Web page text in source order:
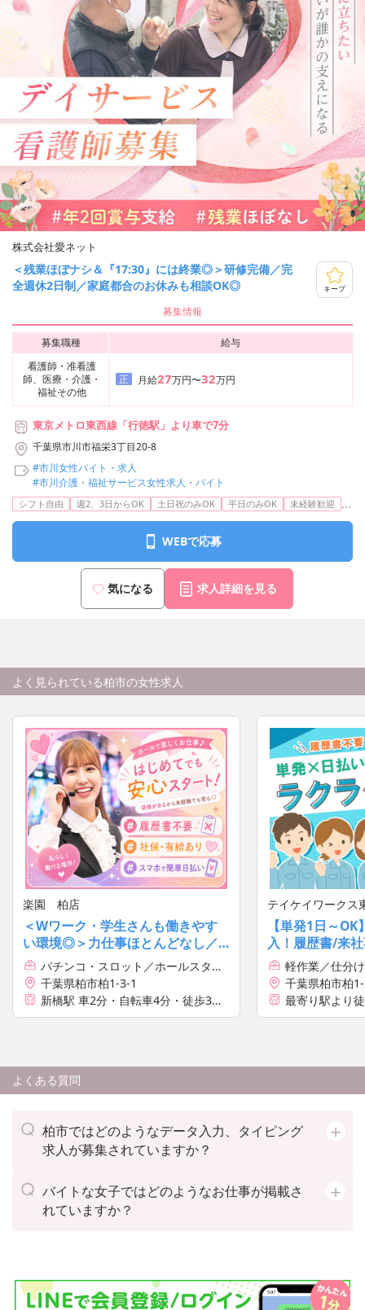
株式会社愛ネット
＜残業ほぼナシ＆『17:30』には終業◎＞研修完備／完
全週休2日制／家庭都合のお休みも相談OK◎
キープ
募集情報
募集職種
給与
看護師・准看護
師、医療・介護・
福祉その他
正 月給27万円〜32万円
東京メトロ東西線「行徳駅」より車で7分
千葉県市川市福栄3丁目20-8
#市川女性バイト・求人
#市川介護・福祉サービス女性求人・バイト
シフト自由 週2、3日からOK 土日祝のみOK 平日のみOK 未経験歓迎 ...
WEBで応募
気になる 求人詳細を見る
よく見られている柏市の女性求人
楽園 柏店
＜Wワーク・学生さんも働きやす
い環境◎＞力仕事ほとんどなし／
フォロー充実のホールスタッフ／
髪色自由♪[10859]
パチンコ・スロット／ホールスタッ
フ
千葉県柏市柏1-3-1
新橋駅 車2分・自転車4分・徒歩3分
・JR京浜東北線 新橋駅
・JR東海道本線 新橋駅
・JR上野東京ライン 新橋駅
・東京メトロ銀座線 新橋駅
・新交通ゆりかもめ 新橋駅
テイケイワーク
【単発1日～
入！履歴書/来
OK→簡単オン
軽作業／仕分
千葉県柏市柏
最寄り駅より
よくある質問
柏市ではどのようなデータ入力、タイピング
求人が募集されていますか？
バイトな女子ではどのようなお仕事が掲載さ
れていますか？